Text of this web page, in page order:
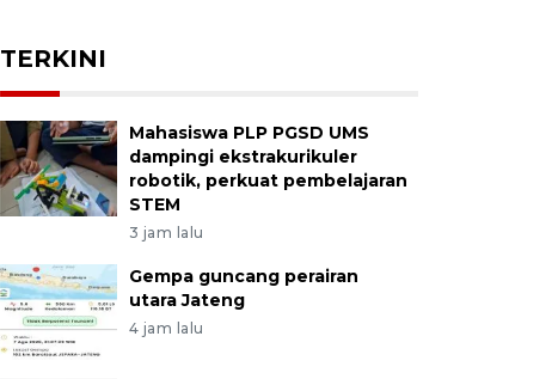
TERKINI
Mahasiswa PLP PGSD UMS
dampingi ekstrakurikuler
robotik, perkuat pembelajaran
STEM
3 jam lalu
Gempa guncang perairan
utara Jateng
4 jam lalu